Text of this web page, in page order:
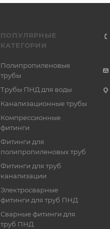
ПОПУЛЯРНЫЕ
КАТЕГОРИИ
Полипропиленовые
трубы
Трубы ПНД для воды
Канализационные трубы
Компрессионные
фитинги
Фитинги для
полипропиленовых труб
Фитинги для труб
канализации
Электросварные
фитинги для труб ПНД
Сварные фитинги для
труб ПНД